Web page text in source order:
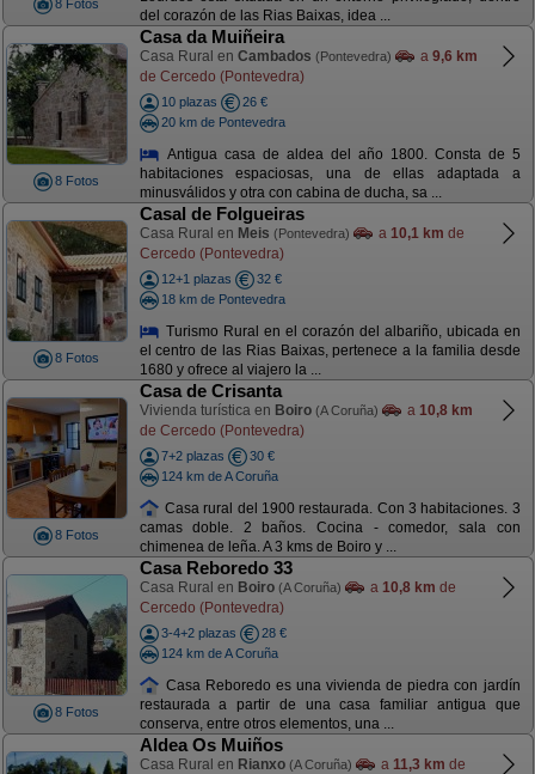
8 Fotos
del corazón de las Rias Baixas, idea ...
8 Fotos
Casa da Muiñeira
Casa Rural en Cambados (Pontevedra) a 9,6 km
de Cercedo (Pontevedra)
10 plazas
26 €
20 km de Pontevedra
Antigua casa de aldea del año 1800. Consta de 5
habitaciones espaciosas, una de ellas adaptada a
minusválidos y otra con cabina de ducha, sa ...
8 Fotos
Casal de Folgueiras
Casa Rural en Meis (Pontevedra) a 10,1 km de
Cercedo (Pontevedra)
12+1 plazas
32 €
18 km de Pontevedra
Turismo Rural en el corazón del albariño, ubicada en
el centro de las Rias Baixas, pertenece a la familia desde
1680 y ofrece al viajero la ...
8 Fotos
Casa de Crisanta
Vivienda turística en Boiro (A Coruña) a 10,8 km
de Cercedo (Pontevedra)
7+2 plazas
30 €
124 km de A Coruña
Casa rural del 1900 restaurada. Con 3 habitaciones. 3
camas doble. 2 baños. Cocina - comedor, sala con
chimenea de leña. A 3 kms de Boiro y ...
8 Fotos
Casa Reboredo 33
Casa Rural en Boiro (A Coruña) a 10,8 km de
Cercedo (Pontevedra)
3-4+2 plazas
28 €
124 km de A Coruña
Casa Reboredo es una vivienda de piedra con jardín
restaurada a partir de una casa familiar antigua que
conserva, entre otros elementos, una ...
Aldea Os Muiños
Casa Rural en Rianxo (A Coruña) a 11,3 km de